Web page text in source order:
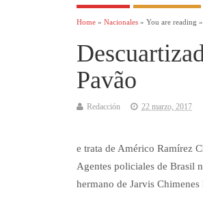
Home » Nacionales » You are reading »
Pavão
Redacción 22 marzo, 2017
e trata de Américo Ramírez
Agentes policiales de Brasil
hermano de Jarvis